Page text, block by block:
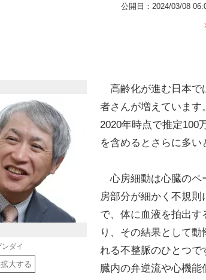
公開日： 2024/03/08
ダイ
拡大する
高齢化が進む日本で
者さんが増えています
2020年時点で推定100
を含めるとさらに多い
心房細動は心臓のペ
房部分が細かく不規則
で、体に血液を拍出す
り、その結果として
れる不整脈のひとつ
臓内の弁逆流や心機